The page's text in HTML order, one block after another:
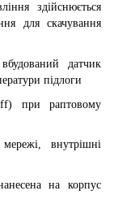
здійснюється
для
скачування
датчик
підлоги
при раптовому
внутрішні
на корпус